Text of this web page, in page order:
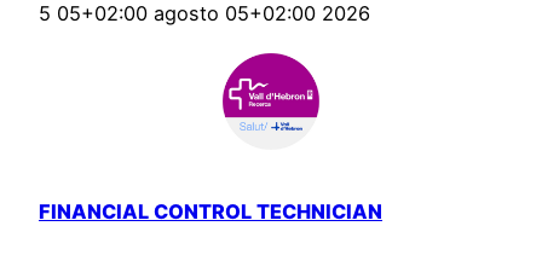
5 05+02:00 agosto 05+02:00 2026
FINANCIAL CONTROL TECHNICIAN